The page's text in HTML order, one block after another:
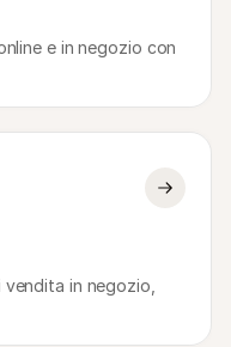
e in negozio con
in negozio,